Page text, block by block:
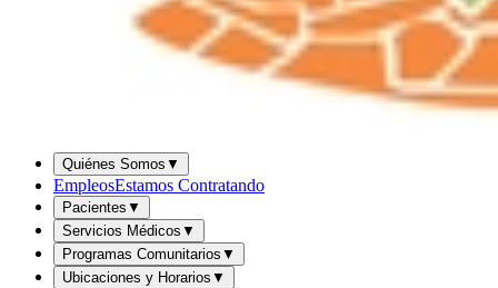
Quiénes Somos ▼
EmpleosEstamos Contratando
Pacientes ▼
Servicios Médicos ▼
Programas Comunitarios ▼
Ubicaciones y Horarios ▼